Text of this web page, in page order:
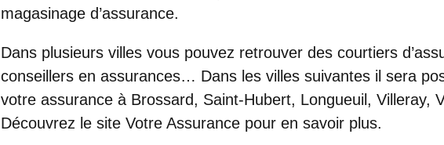
magasinage d’assurance.
Dans plusieurs villes vous pouvez retrouver des courtiers
conseillers en assurances… Dans les villes suivantes il sera
votre assurance à Brossard, Saint-Hubert, Longueuil, Villeray,
Découvrez le site Votre Assurance pour en savoir plus.